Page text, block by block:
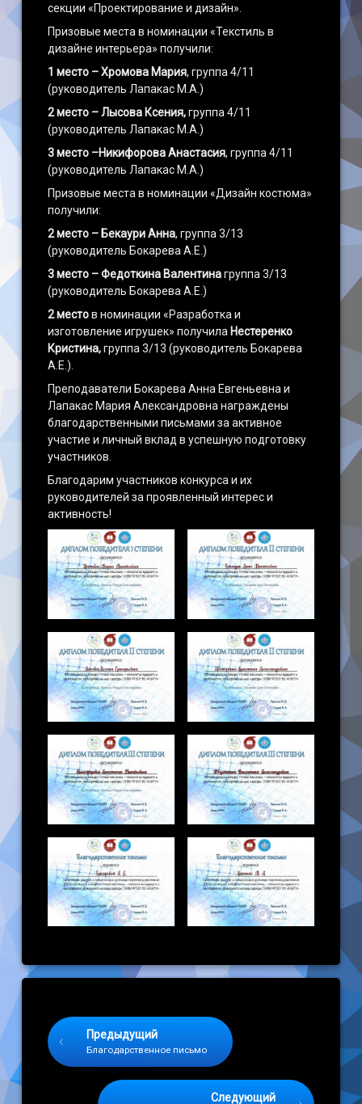
секции «Проектирование и дизайн».
Призовые места в номинации «Текстиль в
дизайне интерьера» получили:
1 место – Хромова Мария, группа 4/11
(руководитель Лапакас М.А.)
2 место – Лысова Ксения,группа 4/11
(руководитель Лапакас М.А.)
3 место –Никифорова Анастасия, группа 4/11
(руководитель Лапакас М.А.)
Призовые места в номинации «Дизайн костюма»
получили:
2 место – Бекаури Анна, группа 3/13
(руководитель Бокарева А.Е.)
3 место – Федоткина Валентинагруппа 3/13
(руководитель Бокарева А.Е.)
2 местов номинации «Разработка и
изготовление игрушек» получила Нестеренко
Кристина,группа 3/13 (руководитель Бокарева
А.Е.).
Преподаватели Бокарева Анна Евгеньевна и
Лапакас Мария Александровна награждены
благодарственными письмами за активное
участие и личный вклад в успешную подготовку
участников.
Благодарим участников конкурса и их
руководителей за проявленный интерес и
активность!
Предыдущий
Благодарственное письмо
Следующий